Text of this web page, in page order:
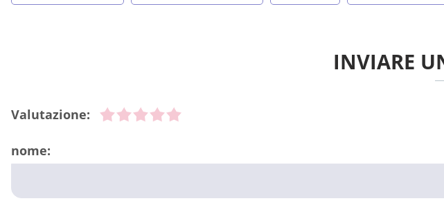
INVIARE
Valutazione:
nome: